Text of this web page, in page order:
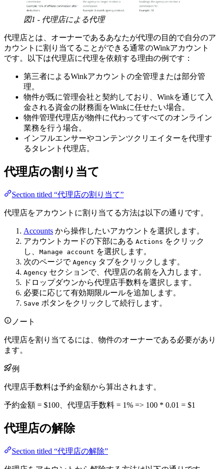
図1 - 代理店による代理
代理店とは、オーナーであるあなたが代理の目的で自分のア
カウントに割り当てることができる通常のWinkアカウント
です。以下は代理店に代理を依頼する理由の例です：
第三者によるWinkアカウントの全管理または部分管
理。
物件が既に管理会社と契約しており、Winkを通じて入
金される資金の財務面をWinkに任せたい場合。
物件管理代理店が物件に代わってすべてのオンライン
業務を行う場合。
インフルエンサーやコンテンツクリエイターを代理す
るタレント代理店。
代理店の割り当て
Section titled “代理店の割り当て”
代理店をアカウントに割り当てる方法は以下の通りです。
Accounts から操作したいアカウントを選択します。
アカウントカードの下部にある Actions をクリック
し、 Manage account を選択します。
次のページで Agency タブをクリックします。
Agency セクションで、代理店の名前を入力します。
ドロップダウンから代理店手数料を選択します。
必要に応じて有効期限ルールを追加します。
Save ボタンをクリックして続行します。
ノート
代理店を割り当てるには、物件のオーナーである必要があり
ます。
例
代理店手数料は予約金額から算出されます。
予約金額 = $100、代理店手数料 = 1% => 100 * 0.01 = $1
代理店の解除
Section titled “代理店の解除”